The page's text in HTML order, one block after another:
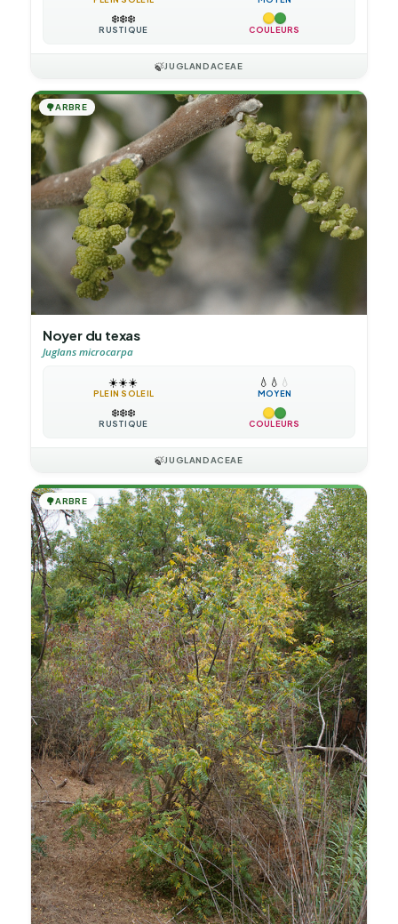
❄️❄️❄️
RUSTIQUE COULEURS
🍃JUGLANDACEAE
🌳ARBRE
Noyer du texas
Juglans microcarpa
☀️☀️☀️
PLEIN SOLEIL
💧 💧 💧
MOYEN
❄️❄️❄️
RUSTIQUE COULEURS
🍃JUGLANDACEAE
🌳ARBRE